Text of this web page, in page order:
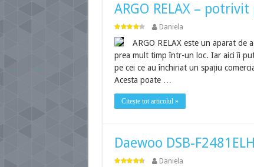
ARGO RELAX –
Daniela
ARGO RELAX este un aparat de
prea mult timp într-un loc. Iar aici îi
pe cei ce au închiriat un spațiu
Acesta poate …
Citește tot articolul »
Daewoo DSB-
Daniela